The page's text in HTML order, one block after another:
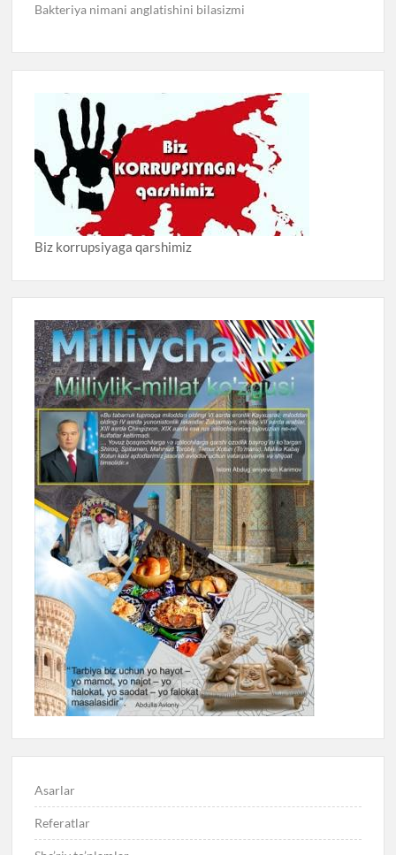
Bakteriya nimani anglatishini bilasizmi
Biz korrupsiyaga qarshimiz
Asarlar
Referatlar